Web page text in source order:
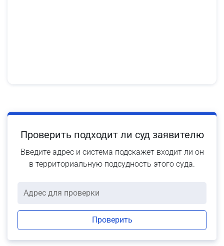
Проверить подходит ли суд заявителю
Введите адрес и система подскажет входит ли он
в территориальную подсудность этого суда.
Проверить